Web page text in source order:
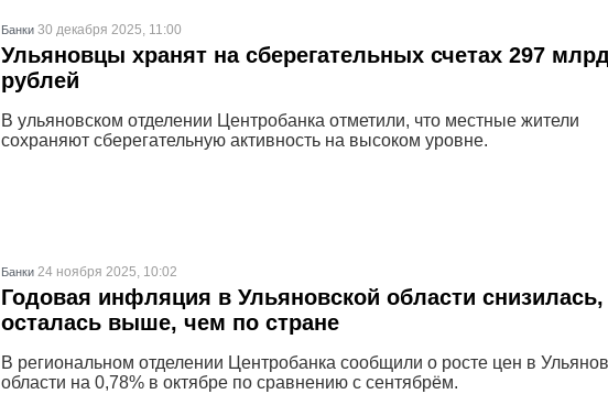
Банки 30 декабря 2025, 11:00
Ульяновцы хранят на сберегательных счетах 297
рублей
В ульяновском отделении Центробанка отметили, что местные жители
сохраняют сберегательную активность на высоком уровне.
Банки 24 ноября 2025, 10:02
Годовая инфляция в Ульяновской области
осталась выше, чем по стране
В региональном отделении Центробанка сообщили о росте цен в
области на 0,78% в октябре по сравнению с сентябрём.